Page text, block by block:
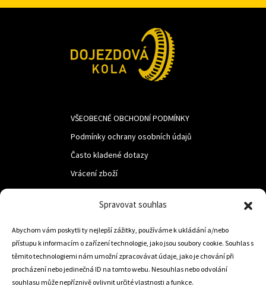
Spravovat souhlas
Abychom vám poskytli ty nejlepší zážitky, používáme k ukládání a/nebo
přístupu k informacím o zařízení technologie, jako jsou soubory cookie. Souhlas s
těmito technologiemi nám umožní zpracovávat údaje, jako je chování při
procházení nebo jedinečná ID na tomto webu. Nesouhlas nebo odvolání
souhlasu může nepříznivě ovlivnit určité vlastnosti a funkce.
VŠEOBECNÉ OBCHODNÍ PODMÍNKY
Podmínky ochrany osobních údajů
Často kladené dotazy
Vrácení zboží
LUF s.r.o.
Nám. M.R.Štefanika 518,
Trstená 02801